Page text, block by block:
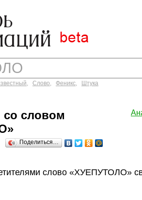
, Слово, Феникс, Штука
со словом
Поделиться…
слово «ХУЕПУТОЛО»